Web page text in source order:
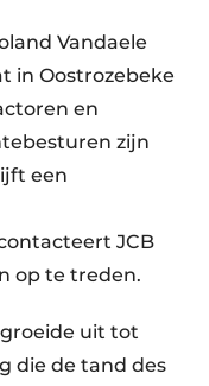
Vandaele
in Oostrozebeke
en
zijn
een
JCB
op te treden.
uit tot
die de tand des